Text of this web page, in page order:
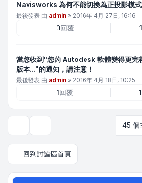
Navisworks 為何不能切換為正投影模式
最後發表 由 admin » 2016年 4月 27日, 16:16
0回覆
當您收到"您的 Autodesk 軟體變得更完
版本..."的通知，請注意！
最後發表 由 admin » 2016年 4月 18日, 10:25
1回覆
45 個
回到討論區首頁